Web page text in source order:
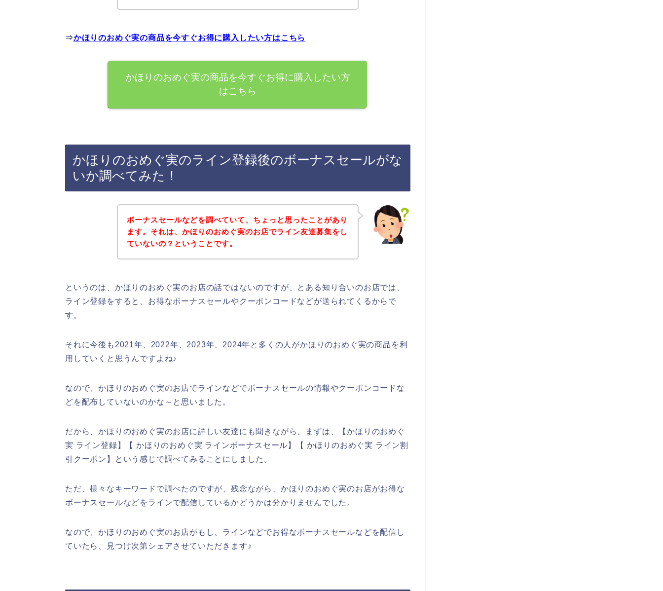
⇒かほりのおめぐ実の商品を今すぐお得に購入したい方はこちら
かほりのおめぐ実の商品を今すぐお得に購入したい方
はこちら
かほりのおめぐ実のライン登録後のボーナスセールがな
いか調べてみた！
ボーナスセールなどを調べていて、ちょっと思ったことがあり
ます。それは、かほりのおめぐ実のお店でライン友達募集をし
ていないの？ということです。
というのは、かほりのおめぐ実のお店の話ではないのですが、とある知り合いのお店では、
ライン登録をすると、お得なボーナスセールやクーポンコードなどが送られてくるからで
す。
それに今後も2021年、2022年、2023年、2024年と多くの人がかほりのおめぐ実の商品を利
用していくと思うんですよね♪
なので、かほりのおめぐ実のお店でラインなどでボーナスセールの情報やクーポンコードな
どを配布していないのかな～と思いました。
だから、かほりのおめぐ実のお店に詳しい友達にも聞きながら、まずは、【かほりのおめぐ
実 ライン登録】【 かほりのおめぐ実 ラインボーナスセール】【 かほりのおめぐ実 ライン割
引クーポン】という感じで調べてみることにしました。
ただ、様々なキーワードで調べたのですが、残念ながら、かほりのおめぐ実のお店がお得な
ボーナスセールなどをラインで配信しているかどうかは分かりませんでした。
なので、かほりのおめぐ実のお店がもし、ラインなどでお得なボーナスセールなどを配信し
ていたら、見つけ次第シェアさせていただきます♪